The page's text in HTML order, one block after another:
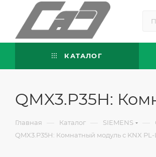
КАТАЛОГ
QMX3.P35H:
Главная — Каталог — SIEMENS —
QMX3.P35H: Комнатный модуль с KNX